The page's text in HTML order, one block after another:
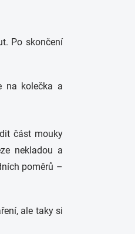
Po skončení
na kolečka a
část mouky
nekladou a
poměrů –
ale taky si